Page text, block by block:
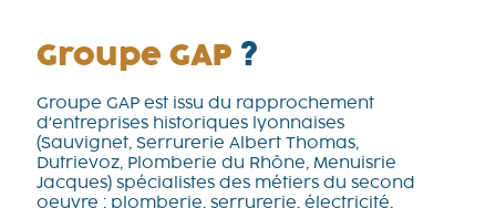
Groupe GAP ?
Groupe GAP est issu du rapprochement
d'entreprises historiques lyonnaises
(Sauvignet, Serrurerie Albert Thomas,
Dutrievoz, Plomberie du Rhône, Menuisrie
Jacques) spécialistes des métiers du second
oeuvre : plomberie, serrurerie, électricité,